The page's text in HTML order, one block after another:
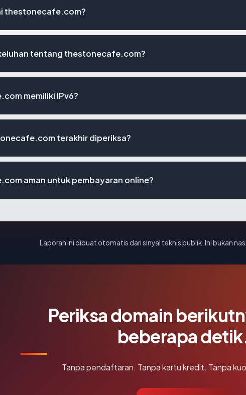
thestonecafe.com?
tentang thestonecafe.com?
memiliki IPv6?
terakhir diperiksa?
aman untuk pembayaran online?
Laporan ini dibuat otomatis dari sinyal teknis publik. Ini bukan
Periksa domain
beberapa
Tanpa pendaftaran. Tanpa kartu kredit. Tanpa